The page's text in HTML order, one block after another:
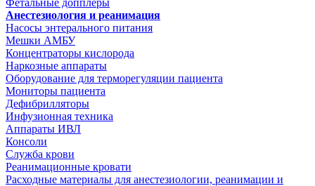
Фетальные допплеры
Анестезиология и реанимация
Насосы энтерального питания
Мешки АМБУ
Концентраторы кислорода
Наркозные аппараты
Оборудование для терморегуляции пациента
Мониторы пациента
Дефибрилляторы
Инфузионная техника
Аппараты ИВЛ
Консоли
Служба крови
Реанимационные кровати
Расходные материалы для анестезиологии, реанимации и